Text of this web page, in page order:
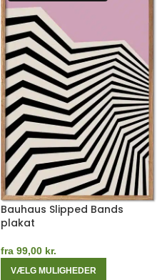
Bauhaus Slipped Bands
plakat
fra 99,00 kr.
VÆLG MULIGHEDER